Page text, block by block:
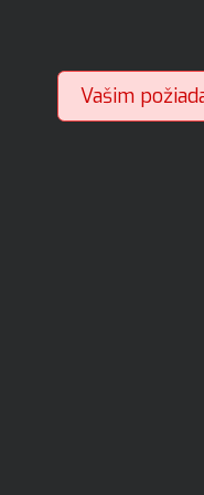
Vašim